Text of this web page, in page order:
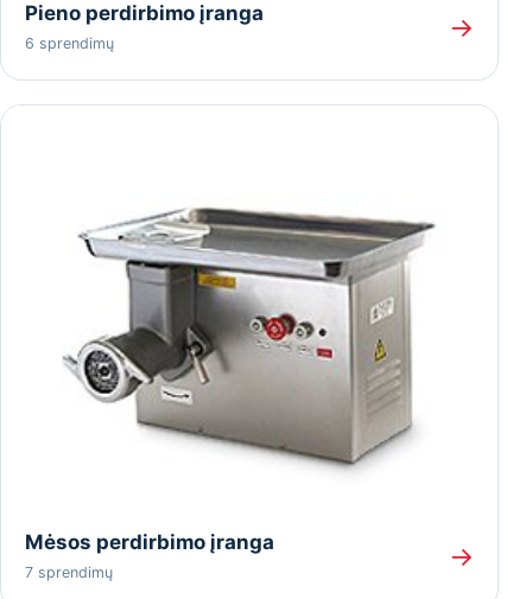
Pieno perdirbimo įranga
6 sprendimų
→
Mėsos perdirbimo įranga
7 sprendimų
→